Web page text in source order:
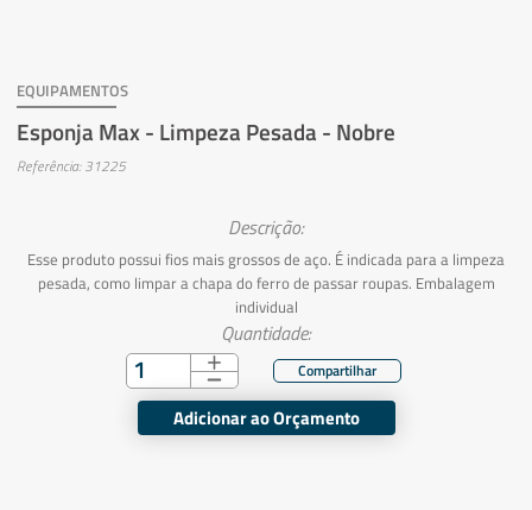
EQUIPAMENTOS
Esponja Max - Limpeza Pesada - Nobre
Referência: 31225
Descrição:
Esse produto possui fios mais grossos de aço. É indicada para a limpeza
pesada, como limpar a chapa do ferro de passar roupas. Embalagem
individual
Quantidade:
Adicionar ao Orçamento